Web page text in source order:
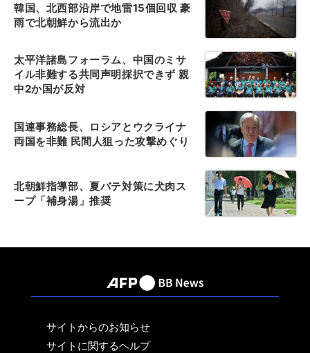
韓国、北西部沿岸で地雷15個回収 豪
雨で北朝鮮から流出か
太平洋諸島フォーラム、中国のミサ
イル非難する共同声明採択できず 親
中2か国が反対
国連事務総長、ロシアとウクライナ
両国を非難 民間人狙った攻撃めぐり
北朝鮮指導部、夏バテ対策に犬肉ス
ープ「補身湯」推奨
サイトからのお知らせ
サイトに関するヘルプ